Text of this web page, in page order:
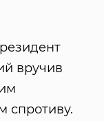
вручив
спротиву.